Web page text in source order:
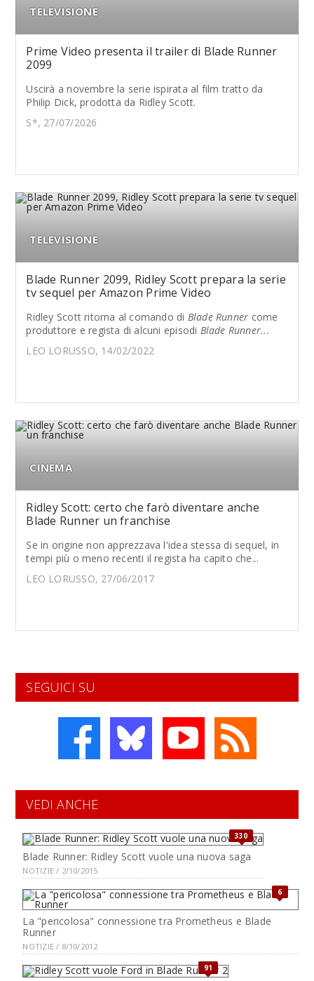
TELEVISIONE
Prime Video presenta il trailer di Blade Runner
2099
Uscirà a novembre la serie ispirata al film tratto da
Philip Dick, prodotta da Ridley Scott.
S*, 27/07/2026
TELEVISIONE
Blade Runner 2099, Ridley Scott prepara la serie
tv sequel per Amazon Prime Video
Ridley Scott ritorna al comando di Blade Runner come
produttore e regista di alcuni episodi Blade Runner...
LEO LORUSSO, 14/02/2022
CINEMA
Ridley Scott: certo che farò diventare anche
Blade Runner un franchise
Se in origine non apprezzava l'idea stessa di sequel, in
tempi più o meno recenti il regista ha capito che...
LEO LORUSSO, 27/06/2017
SEGUICI SU
VEDI ANCHE
330
Blade Runner: Ridley Scott vuole una nuova saga
NOTIZIE / 2/10/2015
6
La "pericolosa" connessione tra Prometheus e Blade
Runner
NOTIZIE / 8/10/2012
91